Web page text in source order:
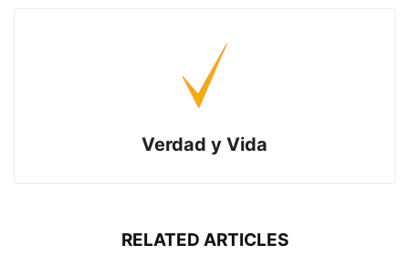
Verdad y Vida
RELATED ARTICLES